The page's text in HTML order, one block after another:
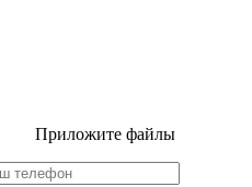
Приложите файлы